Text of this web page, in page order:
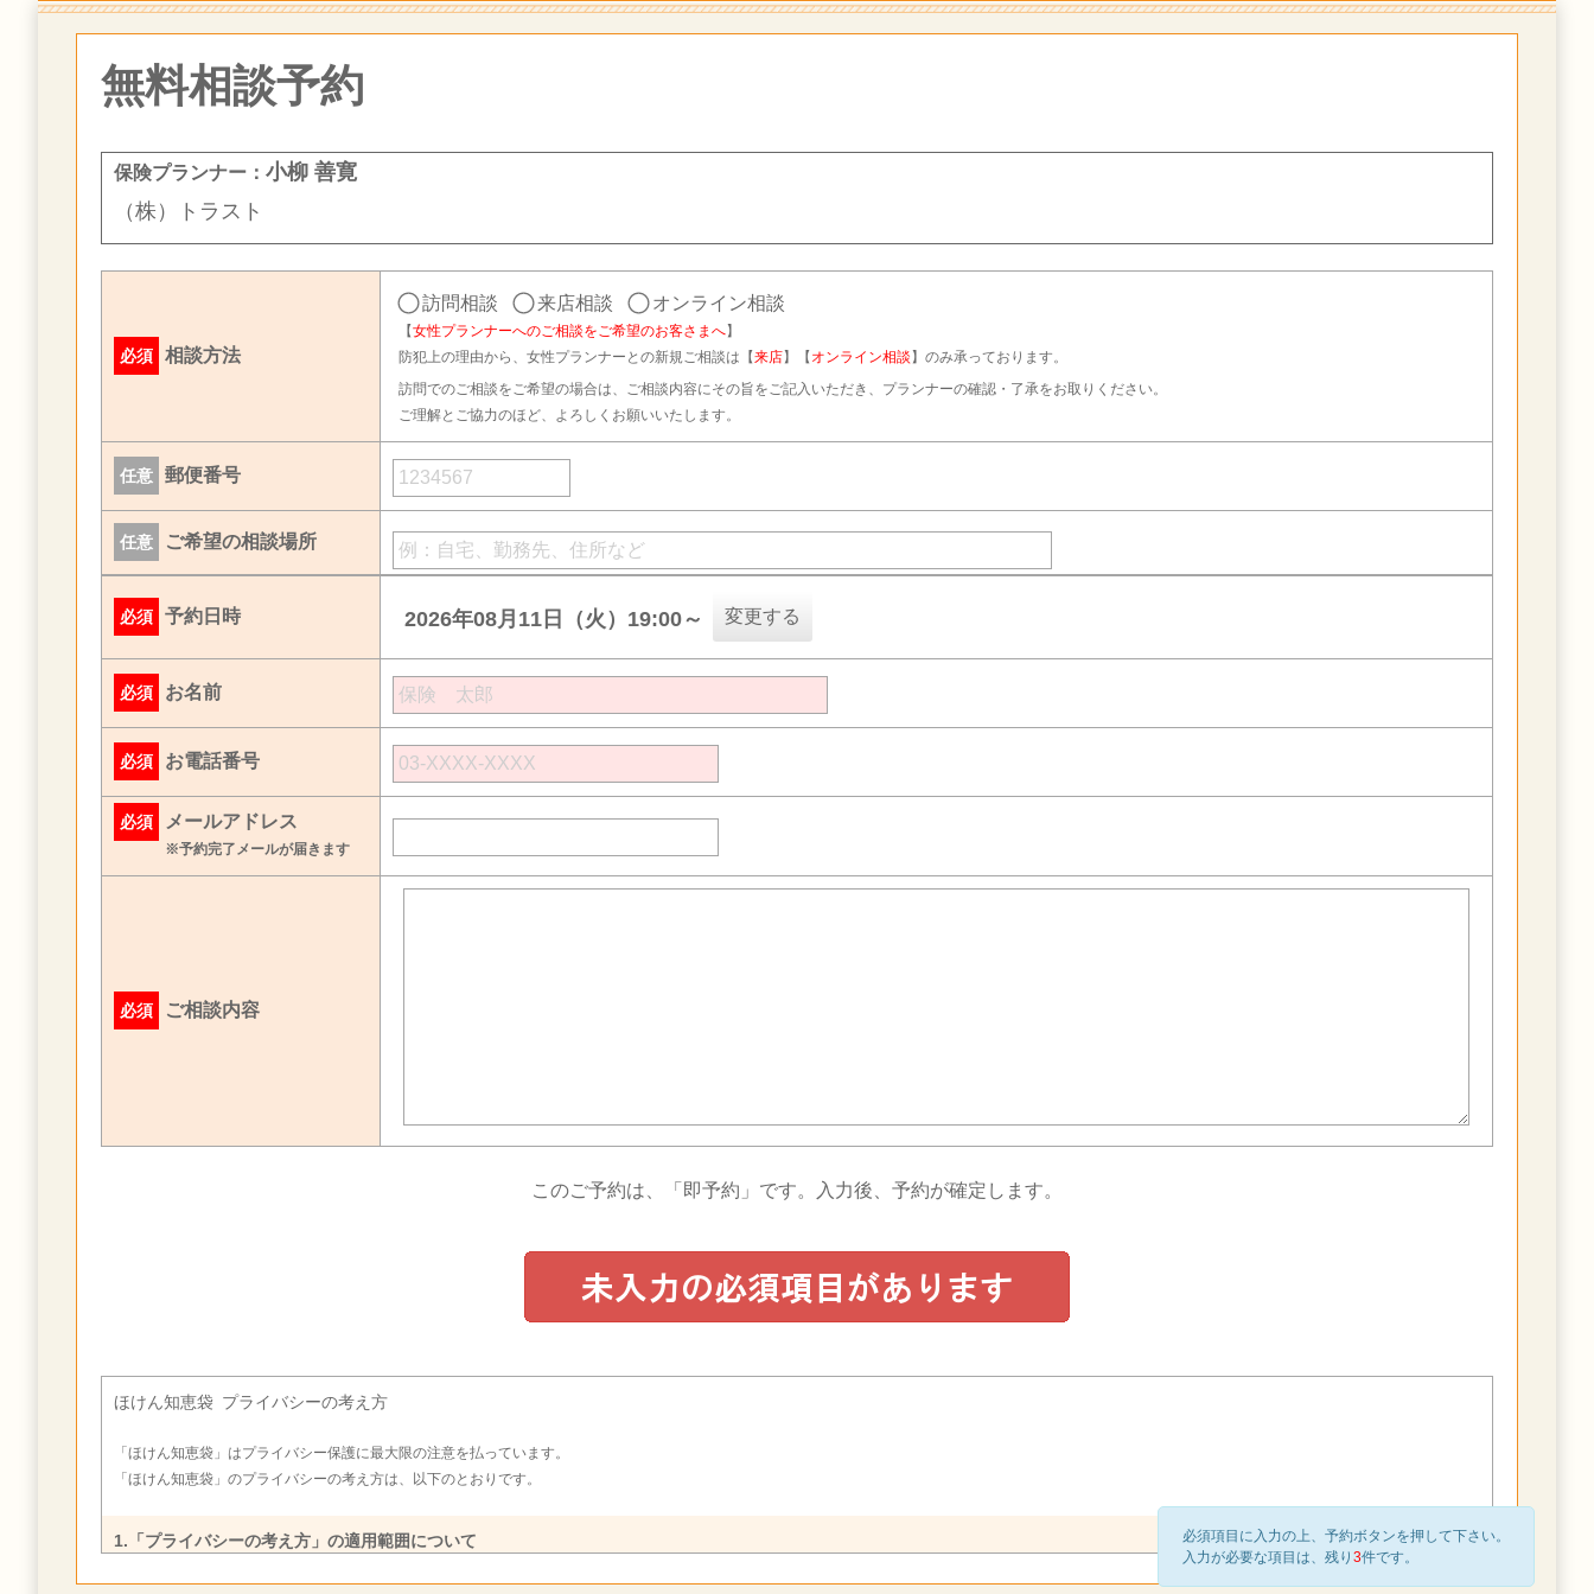
無料相談予約
保険プランナー： 小柳 善寛
（株）トラスト
必須 相談方法
訪問相談 来店相談 オンライン相談
【女性プランナーへのご相談をご希望のお客さまへ】
防犯上の理由から、女性プランナーとの新規ご相談は【来店】【 オンライン相談 】のみ承っております。
訪問でのご相談をご希望の場合は、ご相談内容にその旨をご記入いただき、プランナーの確認・了承をお取りください。
ご理解とご協力のほど、よろしくお願いいたします。
任意 郵便番号
任意 ご希望の相談場所
必須 予約日時 2026年08月11日（火）19:00～ 変更する
必須 お名前
必須 お電話番号
必須 メールアドレス
※予約完了メールが届きます
必須 ご相談内容
このご予約は、「即予約」です。 入力後、予約が確定します。
ほけん知恵袋 プライバシーの考え方
「ほけん知恵袋」はプライバシー保護に最大限の注意を払っています。
「ほけん知恵袋」のプライバシーの考え方は、以下のとおりです。
1.「プライバシーの考え方」の適用範囲について
必須項目に入力の上、予約ボタンを押して下さい。
入力が必要な項目は、残り 3件です。